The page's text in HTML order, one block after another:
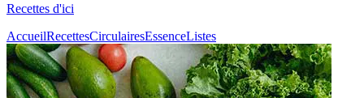
Recettes d'ici
AccueilRecettesCirculairesEssenceListes